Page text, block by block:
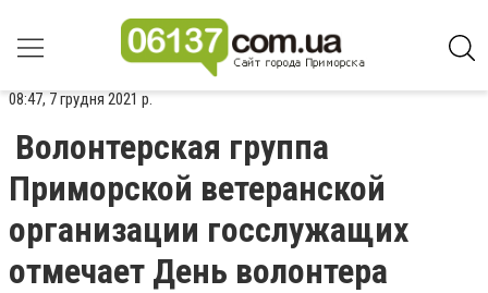
08:47, 7 грудня 2021 р.
Волонтерская группа
Приморской ветеранской
организации госслужащих
отмечает День волонтера